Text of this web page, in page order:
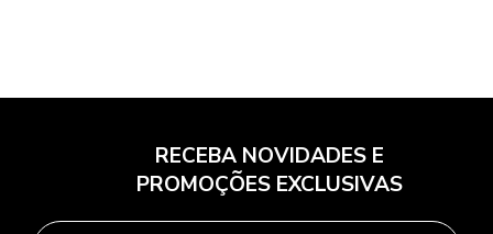
RECEBA NOVIDADES E
PROMOÇÕES EXCLUSIVAS